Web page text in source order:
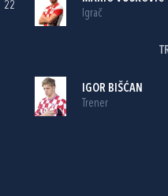
22
Igrač
IGOR BIŠĆAN
Trener